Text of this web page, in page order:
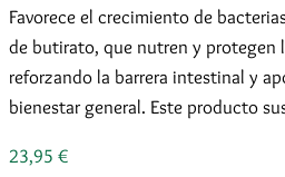
Favorece el crecimiento de
de butirato, que nutren y protegen
reforzando la barrera intestinal y
bienestar general. Este producto
23,95 €